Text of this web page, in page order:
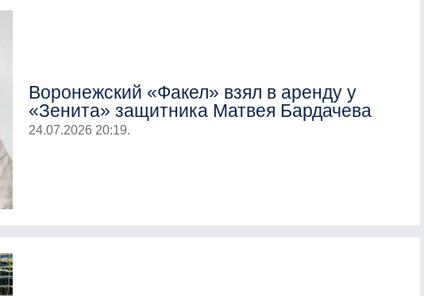
Воронежский «Факел» взял в аренду у
«Зенита» защитника Матвея Бардачева
24.07.2026 20:19.